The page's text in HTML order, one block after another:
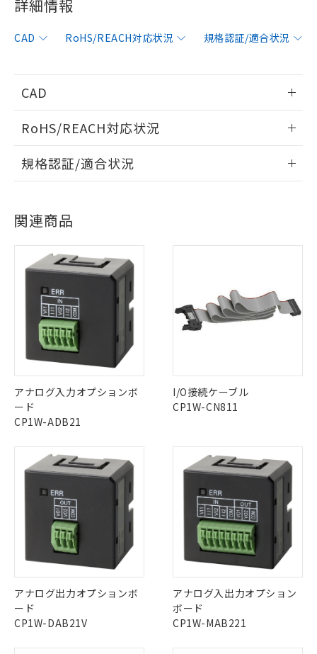
詳細情報
CAD RoHS/REACH対応状況 規格認証/適合状況
CAD
ログイン/会員登録いただくと、CADデータをダウンロー
ドすることができます。
ダウンロードデータをご利用いただく前に、以下を必ずお読
みください。
ソフトウェアの使用条件
RoHS/REACH対応状況
EU RoHS 注意事項・凡例
対応状況 ※1
対応済み
中国 RoHS 注意事項・凡例
中国 RoHS表※1 ※2
X
"対応済み"や非含有の記載がされた商品であっても、流通
在庫等で未対応品が混在する可能性があります。
非含有品が必要な際は、弊社営業部門もしくは販売店へお
問い合わせください。
この製品のRoHS/REACH対応状況ページへ
規格認証/適合状況
Yes
（イギリス
船舶規格）
DNV型式承認
（ノルウェー
船舶規格）
（フランス
船舶規格）
船舶規格
No No
その他の認証はこちらのページからご検索ください
関連商品
アナログ入力オプションボ
ード
CP1W-ADB21
I/O接続ケーブル
CP1W-CN811
アナログ出力オプションボ
ード
CP1W-DAB21V
アナログ入出力オプション
ボード
CP1W-MAB221
ご利用条件
以下の条件をお読みいただき、同意のうえ
ご利用ください。
※1 対応状況
対応済み：EU RoHS指令（10物質）の
非含有に対応した製品が提供可能な商品で
す。
対応予定：EU RoHS指令（10物質）の非含
有に対応した製品に切り替える予定のある
対応予定なし：EU RoHS指令（10物質）の
定はありません。